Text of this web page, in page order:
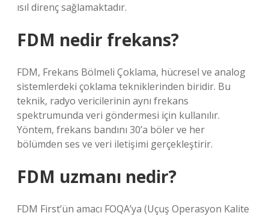
ısıl direnç sağlamaktadır.
FDM nedir frekans?
FDM, Frekans Bölmeli Çoklama, hücresel ve analog
sistemlerdeki çoklama tekniklerinden biridir. Bu
teknik, radyo vericilerinin aynı frekans
spektrumunda veri göndermesi için kullanılır.
Yöntem, frekans bandını 30’a böler ve her
bölümden ses ve veri iletişimi gerçekleştirir.
FDM uzmanı nedir?
FDM First’ün amacı FOQA’ya (Uçuş Operasyon Kalite